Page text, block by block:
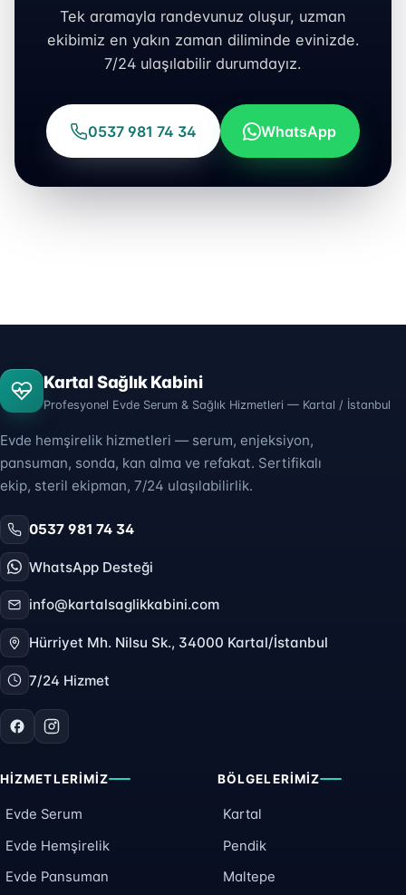
Tek aramayla randevunuz oluşur, uzman
ekibimiz en yakın zaman diliminde evinizde.
7/24 ulaşılabilir durumdayız.
0537 981 74 34 WhatsApp
Kartal Sağlık Kabini
Profesyonel Evde Serum & Sağlık Hizmetleri — Kartal / İstanbul
Evde hemşirelik hizmetleri — serum, enjeksiyon,
pansuman, sonda, kan alma ve refakat. Sertifikalı
ekip, steril ekipman, 7/24 ulaşılabilirlik.
0537 981 74 34
WhatsApp Desteği
info@kartalsaglikkabini.com
Hürriyet Mh. Nilsu Sk., 34000 Kartal/İstanbul
7/24 Hizmet
HIZMETLERIMIZ
Evde Serum
Evde Hemşirelik
Evde Pansuman
BÖLGELERIMIZ
Kartal
Pendik
Maltepe